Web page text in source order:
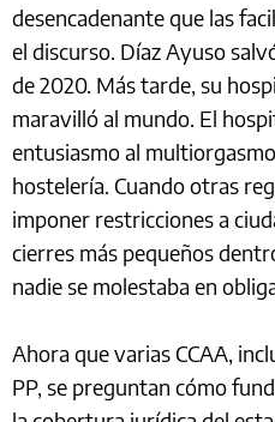
desencadenante que las
el discurso. Díaz Ayuso
de 2020. Más tarde, su
maravilló al mundo. El
entusiasmo al
hostelería. Cuando otras
imponer restricciones a
cierres más pequeños
nadie se molestaba en
Ahora que varias CCAA,
PP, se preguntan cómo